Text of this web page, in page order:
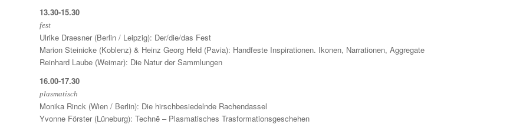
13.30-15.30
fest
Ulrike Draesner (Berlin / Leipzig): Der/die/das Fest
Marion Steinicke (Koblenz) & Heinz Georg Held (Pavia): Handfeste Inspirationen. Ikonen, Narrationen, Aggregate
Reinhard Laube (Weimar): Die Natur der Sammlungen
16.00-17.30
plasmatisch
Monika Rinck (Wien / Berlin): Die hirschbesiedelnde Rachendassel
Yvonne Förster (Lüneburg): Technē – Plasmatisches Trasformationsgeschehen